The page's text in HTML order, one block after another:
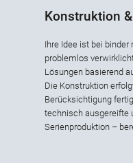
Konstruktion
Ihre Idee ist bei
problemlos
Lösungen basierend
Die Konstruktion
Berücksichtigung
technisch ausgereifte
Serienproduktion –